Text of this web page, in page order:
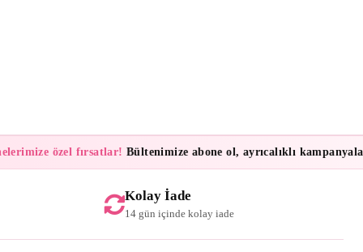
özel fırsatlar!Bültenimize abone ol, ayrıcalıklı kampanyalar
Kolay İade
14 gün içinde kolay iade